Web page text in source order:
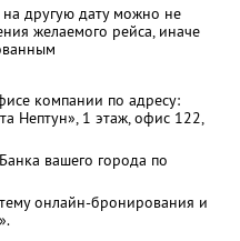
другую дату можно не
желаемого рейса, иначе
компании по адресу:
Нептун», 1 этаж, офис 122,
вашего города по
онлайн-бронирования и